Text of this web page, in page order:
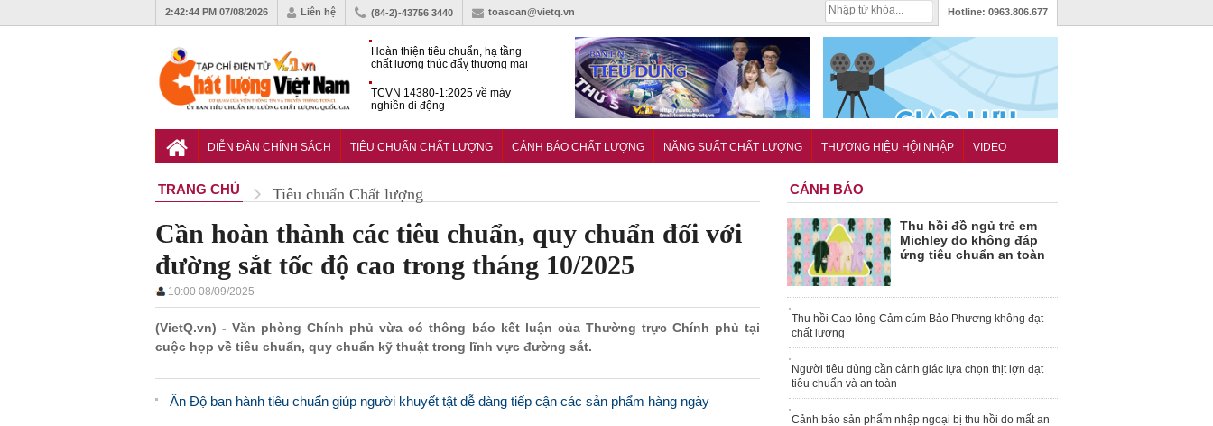
2:42:45 PM 07/08/2026 Liên hệ (84-2)-43756 3440 toasoan@vietq.vn Hotline: 0963.806.677
Hoàn thiện tiêu chuẩn, hạ tầng
chất lượng thúc đẩy thương mại
TCVN 14380-1:2025 về máy
nghiền di động
muốn mở rộng thị trường tại Việt
DIỄN ĐÀN CHÍNH SÁCH TIÊU CHUẨN CHẤT LƯỢNG CẢNH BÁO CHẤT LƯỢNG NĂNG SUẤT CHẤT LƯỢNG THƯƠNG HIỆU HỘI NHẬP VIDEO
TRANG CHỦ Tiêu chuẩn Chất lượng
Cần hoàn thành các tiêu chuẩn, quy chuẩn đối với
đường sắt tốc độ cao trong tháng 10/2025
10:00 08/09/2025
(VietQ.vn) - Văn phòng Chính phủ vừa có thông báo kết luận của Thường trực Chính phủ tại
cuộc họp về tiêu chuẩn, quy chuẩn kỹ thuật trong lĩnh vực đường sắt.
Ấn Độ ban hành tiêu chuẩn giúp người khuyết tật dễ dàng tiếp cận các sản phẩm hàng ngày
CẢNH BÁO
Thu hồi đồ ngủ trẻ em
Michley do không đáp
ứng tiêu chuẩn an toàn
Thu hồi Cao lỏng Cảm cúm Bảo Phương không đạt
chất lượng
Người tiêu dùng cần cảnh giác lựa chọn thịt lợn đạt
tiêu chuẩn và an toàn
Cảnh báo sản phẩm nhập ngoại bị thu hồi do mất an